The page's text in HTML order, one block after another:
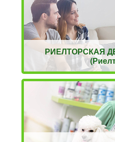
РИЕЛТОРСКАЯ